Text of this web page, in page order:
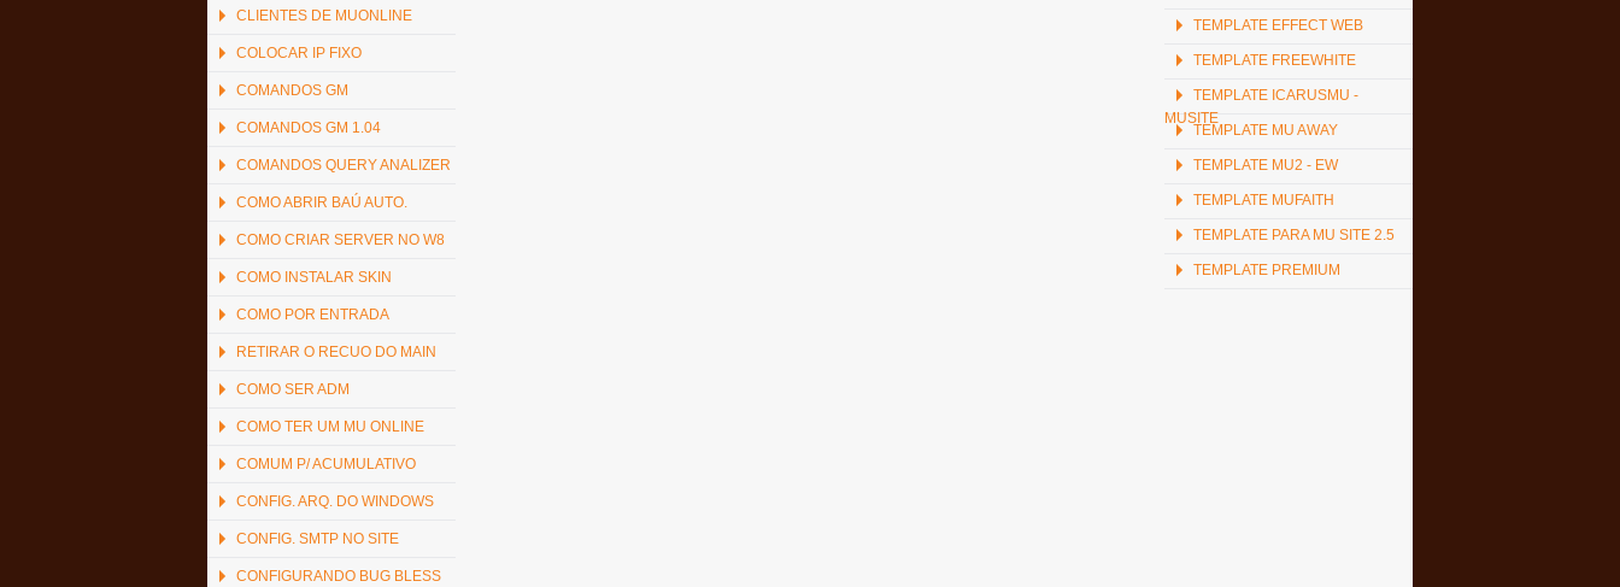
CLIENTES DE MUONLINE
COLOCAR IP FIXO
COMANDOS GM
COMANDOS GM 1.04
COMANDOS QUERY ANALIZER
COMO ABRIR BAÚ AUTO.
COMO CRIAR SERVER NO W8
COMO INSTALAR SKIN
COMO POR ENTRADA
RETIRAR O RECUO DO MAIN
COMO SER ADM
COMO TER UM MU ONLINE
COMUM P/ ACUMULATIVO
CONFIG. ARQ. DO WINDOWS
CONFIG. SMTP NO SITE
CONFIGURANDO BUG BLESS
TEMPLATE EFFECT WEB
TEMPLATE FREEWHITE
TEMPLATE ICARUSMU -
MUSITE
TEMPLATE MU AWAY
TEMPLATE MU2 - EW
TEMPLATE MUFAITH
TEMPLATE PARA MU SITE 2.5
TEMPLATE PREMIUM